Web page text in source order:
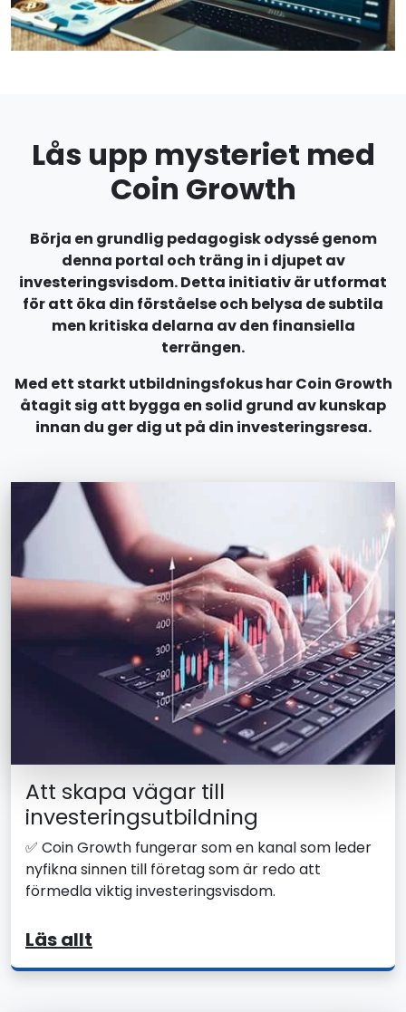
Lås upp mysteriet med
Coin Growth
Börja en grundlig pedagogisk odyssé genom
denna portal och träng in i djupet av
investeringsvisdom. Detta initiativ är utformat
för att öka din förståelse och belysa de subtila
men kritiska delarna av den finansiella
terrängen.
Med ett starkt utbildningsfokus har Coin Growth
åtagit sig att bygga en solid grund av kunskap
innan du ger dig ut på din investeringsresa.
Att skapa vägar till
investeringsutbildning
✅ Coin Growth fungerar som en kanal som leder
nyfikna sinnen till företag som är redo att
förmedla viktig investeringsvisdom.
Läs allt